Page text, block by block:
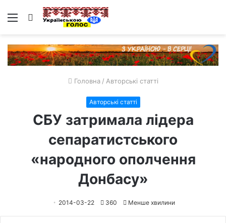
Меню Пошук
Головна / Авторські статті
Авторські статті
СБУ затримала лідера
сепаратистського
«народного ополчення
Донбасу»
2014-03-22 360 Менше хвилини